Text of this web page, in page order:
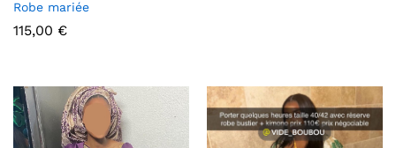
Robe mariée
115,00 €